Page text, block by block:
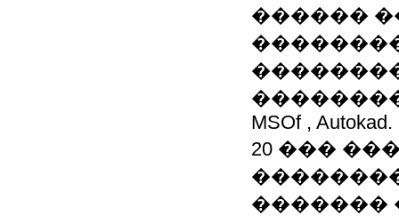
������
MSOf , Autokad.
20 ���
�������